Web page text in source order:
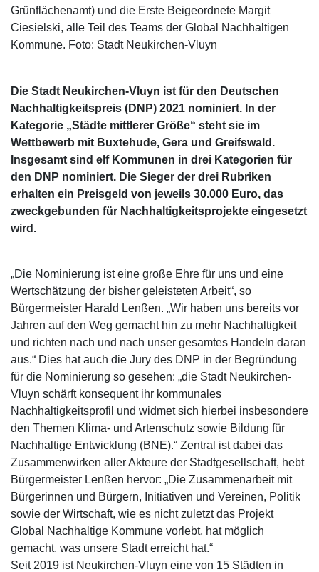
Grünflächenamt) und die Erste Beigeordnete Margit
Ciesielski, alle Teil des Teams der Global Nachhaltigen
Kommune. Foto: Stadt Neukirchen-Vluyn
Die Stadt Neukirchen-Vluyn ist für den Deutschen
Nachhaltigkeitspreis (DNP) 2021 nominiert. In der
Kategorie „Städte mittlerer Größe“ steht sie im
Wettbewerb mit Buxtehude, Gera und Greifswald.
Insgesamt sind elf Kommunen in drei Kategorien für
den DNP nominiert. Die Sieger der drei Rubriken
erhalten ein Preisgeld von jeweils 30.000 Euro, das
zweckgebunden für Nachhaltigkeitsprojekte eingesetzt
wird.
„Die Nominierung ist eine große Ehre für uns und eine
Wertschätzung der bisher geleisteten Arbeit“, so
Bürgermeister Harald Lenßen. „Wir haben uns bereits vor
Jahren auf den Weg gemacht hin zu mehr Nachhaltigkeit
und richten nach und nach unser gesamtes Handeln daran
aus.“ Dies hat auch die Jury des DNP in der Begründung
für die Nominierung so gesehen: „die Stadt Neukirchen-
Vluyn schärft konsequent ihr kommunales
Nachhaltigkeitsprofil und widmet sich hierbei insbesondere
den Themen Klima- und Artenschutz sowie Bildung für
Nachhaltige Entwicklung (BNE).“ Zentral ist dabei das
Zusammenwirken aller Akteure der Stadtgesellschaft, hebt
Bürgermeister Lenßen hervor: „Die Zusammenarbeit mit
Bürgerinnen und Bürgern, Initiativen und Vereinen, Politik
sowie der Wirtschaft, wie es nicht zuletzt das Projekt
Global Nachhaltige Kommune vorlebt, hat möglich
gemacht, was unsere Stadt erreicht hat.“
Seit 2019 ist Neukirchen-Vluyn eine von 15 Städten in